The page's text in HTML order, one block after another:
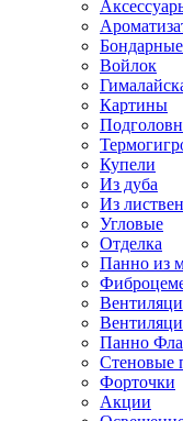
Войлок
Картины
Купели
Из дуба
Из
Угловые
Отделка
Панно из
Панно
Стеновые
Форточки
Акции